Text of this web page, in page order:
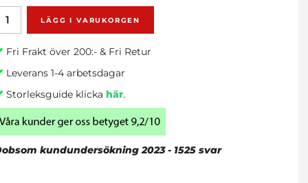
LÄGG I VARUKORGEN
Fri Frakt över 200:- & Fri Retur
Leverans 1-4 arbetsdagar
Storleksguide klickahär.
kundundersökning 2023 - 1525 svar